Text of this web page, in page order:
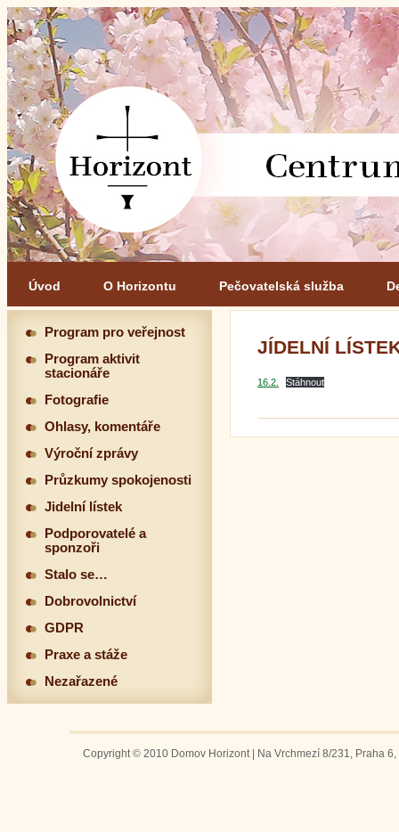
Úvod O Horizontu Pečovatelská služba
JÍDELNÍ
16.2. Stáhnout
Program pro veřejnost
Program aktivit
stacionáře
Fotografie
Ohlasy, komentáře
Výroční zprávy
Průzkumy spokojenosti
Jidelní lístek
Podporovatelé a
sponzoři
Stalo se…
Dobrovolnictví
GDPR
Praxe a stáže
Nezařazené
Copyright © 2010 Domov Horizont | Na Vrchmezí 8/231, Praha